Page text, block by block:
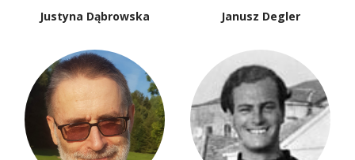
Justyna Dąbrowska Janusz Degler